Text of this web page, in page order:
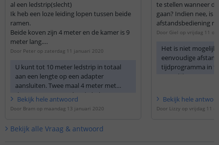
al een ledstrip(slecht)
Ik heb een loze leiding lopen tussen beide
ramen.
Beide koven zijn 4 meter en de kamer is 9
meter lang.
Kan ik de 2 ledstrips parallel aansluiten op
strips bedien? De voeding komt dan bij 1
strip en via een splitter en met een
verlengkabel van 10 meter wil ik door de
loze leiding naar de andere strip gaan. Of
brandt de strip met verlengkabel dan
m.v.g. Peter Abrahams.
p.s. Wil dan de bediening via de app
Door Peter op zaterdag 11 januari 2020
U kunt tot 10 meter ledstrip in totaal
aan een lengte op een adapter
aansluiten. Twee maal 4 meter met
daar tussen een verlengkabel van 10
meter zou geen probleem moeten
geven. De strip achter de verlengkabel
branden. Als u kiest voor losse strips
Bekijk hele antwoord
Door Bram op maandag 13 januari 2020
te stellen wanneer
gaan? Indien nee, is
afstandsbediening
Door Giel op vrijdag 11
Het is niet mogelijk
eenvoudige
tijdprogramma in
mogelijk met onze
Bekijk hele
Door Lizzy op vrijdag 11
Bekijk alle Vraag & antwoord